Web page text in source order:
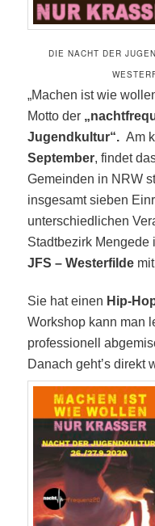
DIE NACHT DER
„Machen ist wie
Motto der
Jugendkultur“. Am
September, findet
Gemeinden in NRW
insgesamt sieben
unterschiedlichen
Stadtbezirk Mengede
JFS – Westerfilde
Sie hat einen Hip-
Workshop kann man
professionell
Danach gehtʼs direkt